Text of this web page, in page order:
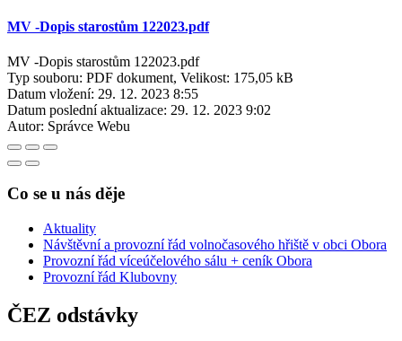
MV -Dopis starostům 122023.pdf
MV -Dopis starostům 122023.pdf
Typ souboru: PDF dokument, Velikost: 175,05 kB
Datum vložení: 29. 12. 2023 8:55
Datum poslední aktualizace: 29. 12. 2023 9:02
Autor: Správce Webu
Co se u nás děje
Aktuality
Návštěvní a provozní řád volnočasového hřiště v obci Obora
Provozní řád víceúčelového sálu + ceník Obora
Provozní řád Klubovny
ČEZ odstávky